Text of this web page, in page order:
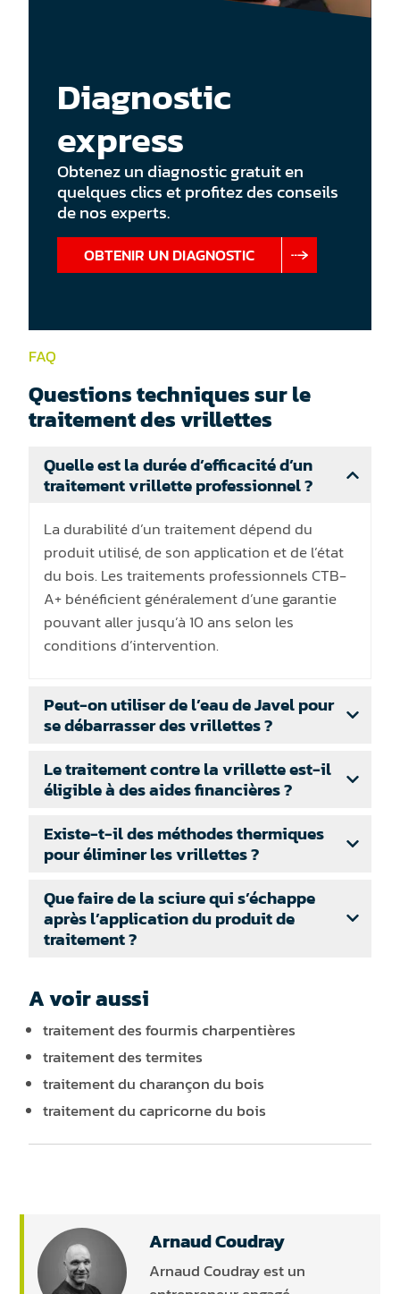
Diagnostic
express
Obtenez un diagnostic gratuit en
quelques clics et profitez des conseils
de nos experts.
OBTENIR UN DIAGNOSTIC
FAQ
Questions techniques sur le
traitement des vrillettes
Quelle est la durée d’efficacité d’un
traitement vrillette professionnel ?
La durabilité d’un traitement dépend du
produit utilisé, de son application et de l’état
du bois. Les traitements professionnels CTB-
A+ bénéficient généralement d’une garantie
pouvant aller jusqu’à 10 ans selon les
conditions d’intervention.
Peut-on utiliser de l’eau de Javel pour
se débarrasser des vrillettes ?
Le traitement contre la vrillette est-il
éligible à des aides financières ?
Existe-t-il des méthodes thermiques
pour éliminer les vrillettes ?
Que faire de la sciure qui s’échappe
après l’application du produit de
traitement ?
A voir aussi
traitement des fourmis charpentières
traitement des termites
traitement du charançon du bois
traitement du capricorne du bois
Arnaud Coudray
Arnaud Coudray est un